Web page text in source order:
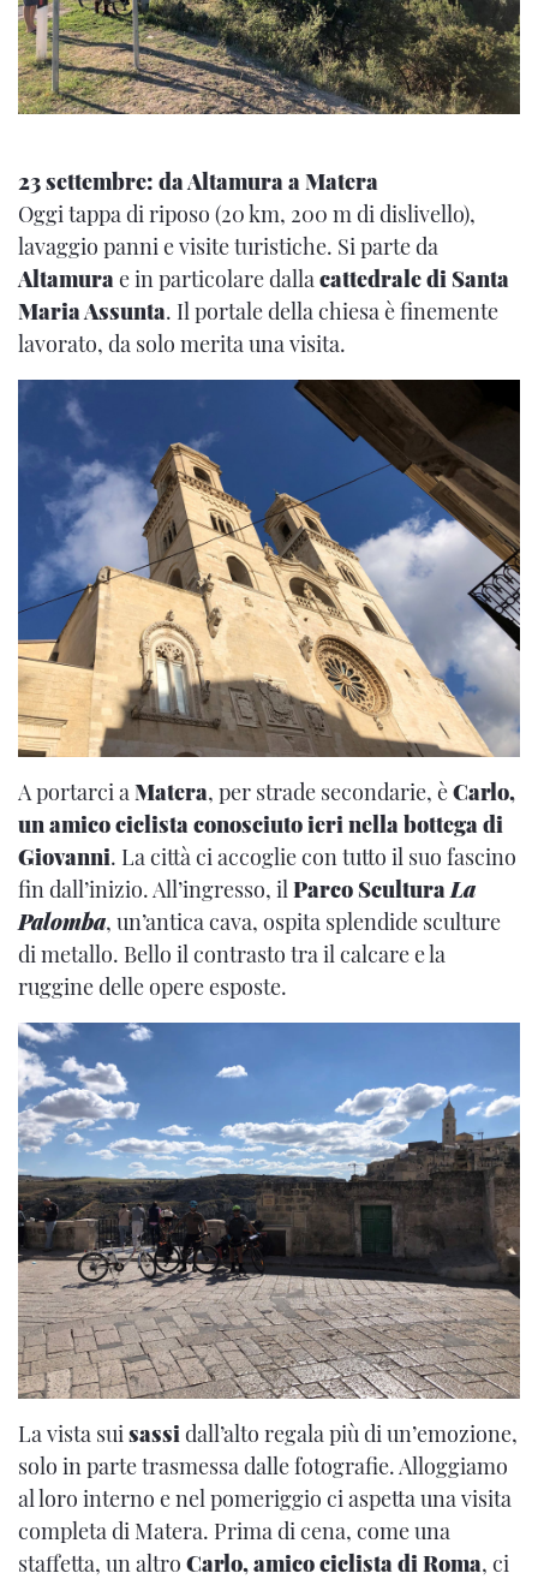
23 settembre: da Altamura a Matera
Oggi tappa di riposo (20 km, 200 m di dislivello),
lavaggio panni e visite turistiche. Si parte da
Altamurae in particolare dallacattedrale di Santa
Maria Assunta. Il portale della chiesa è finemente
lavorato, da solo merita una visita.
A portarci a Matera, per strade secondarie, èCarlo,
un amico ciclista conosciuto ieri nella bottega di
Giovanni. La città ci accoglie con tutto il suo fascino
fin dall’inizio. All’ingresso, il Parco Scultura La
Palomba, un’antica cava, ospita splendide sculture
di metallo. Bello il contrasto tra il calcare e la
ruggine delle opere esposte.
La vista suisassidall’alto regala più di un’emozione,
solo in parte trasmessa dalle fotografie. Alloggiamo
al loro interno e nel pomeriggio ci aspetta una visita
completa di Matera. Prima di cena, come una
staffetta, un altro Carlo, amico ciclista di Roma, ci